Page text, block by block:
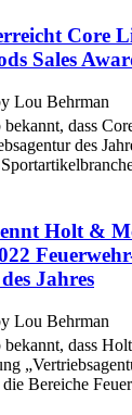
Core
Sales
Lou Behrman
bekannt, dass
des
Holt &
Jahres
Lou Behrman
bekannt, dass
Bereiche